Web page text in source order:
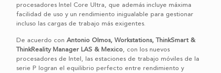
procesadores Intel Core Ultra, que además incluye máxima
facilidad de uso y un rendimiento inigualable para gestionar
incluso las cargas de trabajo más exigentes.
De acuerdo con Antonio Olmos, Workstations, ThinkSmart &
ThinkReality Manager LAS & Mexico, con los nuevos
procesadores de Intel, las estaciones de trabajo móviles de la
serie P logran el equilibrio perfecto entre rendimiento y